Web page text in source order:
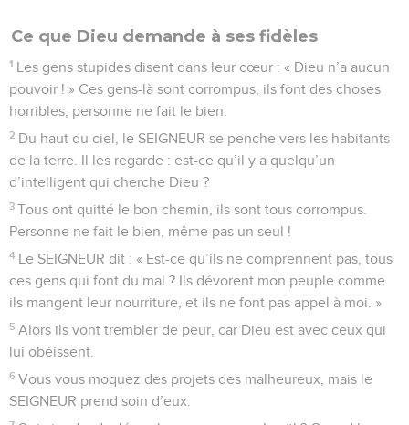
Ce que Dieu demande à ses fidèles
1 Les gens stupides disent dans leur cœur : « Dieu n’a aucun
pouvoir ! » Ces gens-là sont corrompus, ils font des choses
horribles, personne ne fait le bien.
2 Du haut du ciel, le SEIGNEUR se penche vers les habitants
de la terre. Il les regarde : est-ce qu’il y a quelqu’un
d’intelligent qui cherche Dieu ?
3 Tous ont quitté le bon chemin, ils sont tous corrompus.
Personne ne fait le bien, même pas un seul !
4 Le SEIGNEUR dit : « Est-ce qu’ils ne comprennent pas, tous
ces gens qui font du mal ? Ils dévorent mon peuple comme
ils mangent leur nourriture, et ils ne font pas appel à moi. »
5 Alors ils vont trembler de peur, car Dieu est avec ceux qui
lui obéissent.
6 Vous vous moquez des projets des malheureux, mais le
SEIGNEUR prend soin d’eux.